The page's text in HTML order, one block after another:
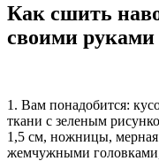
Как сшить
своими руками
1. Вам понадобится:
ткани с зеленым
1,5 см, ножницы, мерная
жемчужными